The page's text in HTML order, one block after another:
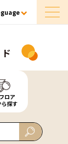
フロア
ら探す